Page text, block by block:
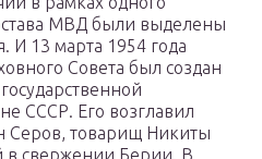
МВД были выделены
И 13 марта 1954 года
Совета был создан
СССР. Его возглавил
Серов, товарищ Никиты
в свержении Берии. В